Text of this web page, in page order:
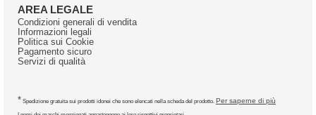
AREA LEGALE
Condizioni generali di vendita
Informazioni legali
Politica sui Cookie
Pagamento sicuro
Servizi di qualità
* Spedizione gratuita sui prodotti idonei che sono elencati nella scheda del prodotto. Per saperne di più